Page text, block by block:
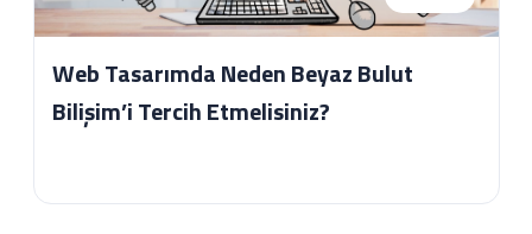
Web Tasarımda Neden Beyaz Bulut
Bilişim’i Tercih Etmelisiniz?